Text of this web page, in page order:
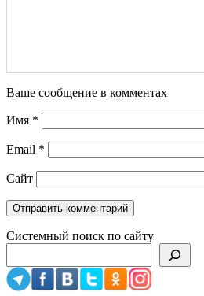
Ваше сообщение в комментах
Имя *
Email *
Сайт
Системный поиск по сайту